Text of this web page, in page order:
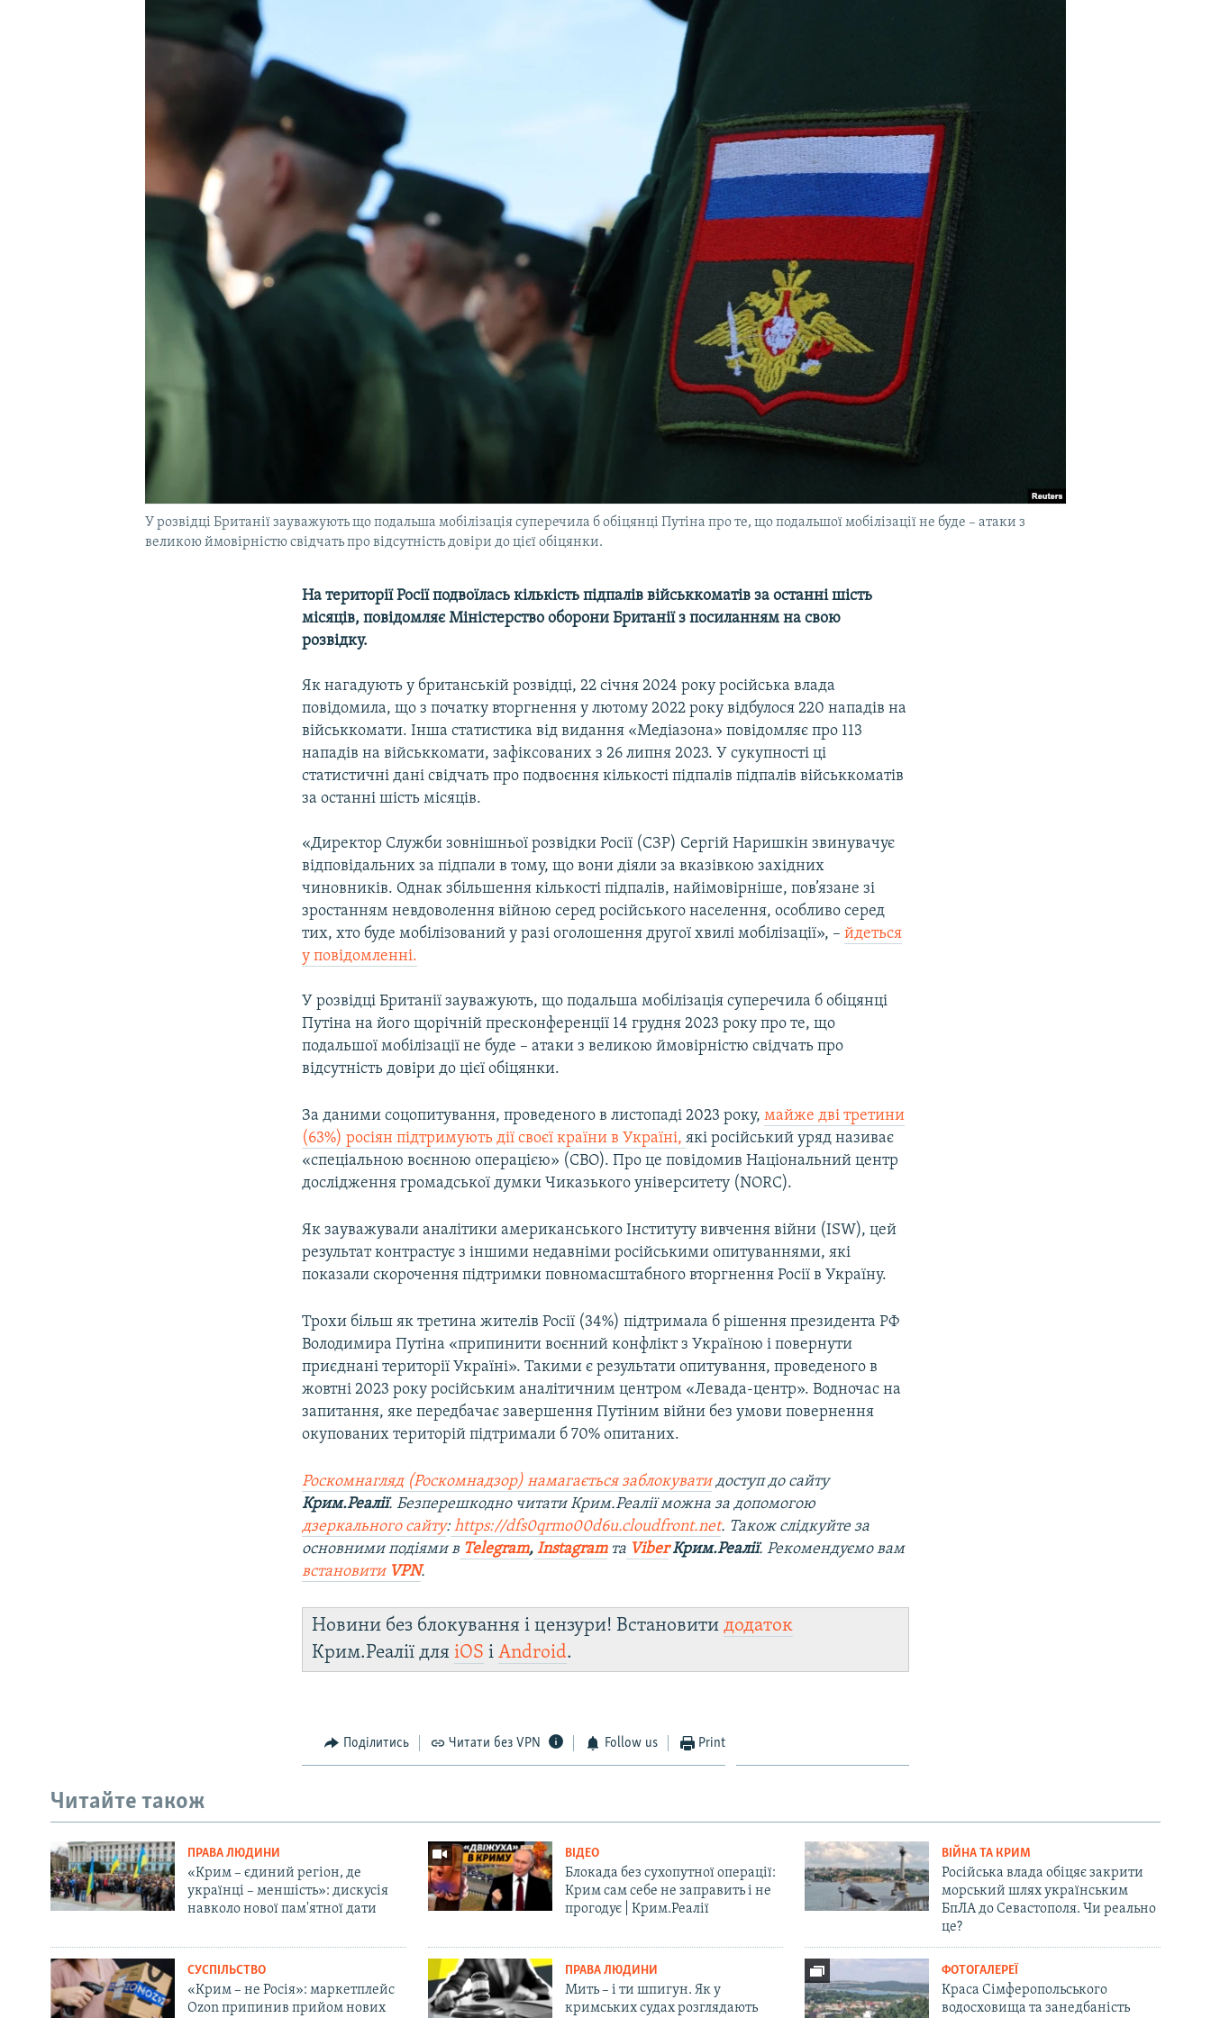
У розвідці Британії зауважують що подальша мобілізація суперечила б обіцянці Путіна про те, що подальшої мобілізації не буде – атаки з
великою ймовірністю свідчать про відсутність довіри до цієї обіцянки.
На території Росії подвоїлась кількість підпалів військкоматів за останні шість
місяців, повідомляє Міністерство оборони Британії з посиланням на свою
розвідку.
Як нагадують у британській розвідці, 22 січня 2024 року російська влада
повідомила, що з початку вторгнення у лютому 2022 року відбулося 220 нападів на
військкомати. Інша статистика від видання «Медіазона» повідомляє про 113
нападів на військкомати, зафіксованих з 26 липня 2023. У сукупності ці
статистичні дані свідчать про подвоєння кількості підпалів підпалів військкоматів
за останні шість місяців.
«Директор Служби зовнішньої розвідки Росії (СЗР) Сергій Наришкін звинувачує
відповідальних за підпали в тому, що вони діяли за вказівкою західних
чиновників. Однак збільшення кількості підпалів, найімовірніше, пов’язане зі
зростанням невдоволення війною серед російського населення, особливо серед
тих, хто буде мобілізований у разі оголошення другої хвилі мобілізації», –йдеться
у повідомленні.
У розвідці Британії зауважують, що подальша мобілізація суперечила б обіцянці
Путіна на його щорічній пресконференції 14 грудня 2023 року про те, що
подальшої мобілізації не буде – атаки з великою ймовірністю свідчать про
відсутність довіри до цієї обіцянки.
За даними соцопитування, проведеного в листопаді 2023 року,майже дві третини
(63%) росіян підтримують дії своєї країни в Україні,які російський уряд називає
«спеціальною воєнною операцією» (СВО). Про це повідомив Національний центр
дослідження громадської думки Чиказького університету (NORC).
Як зауважували аналітики американського Інституту вивчення війни (ISW), цей
результат контрастує з іншими недавніми російськими опитуваннями, які
показали скорочення підтримки повномасштабного вторгнення Росії в Україну.
Трохи більш як третина жителів Росії (34%) підтримала б рішення президента РФ
Володимира Путіна «припинити воєнний конфлікт з Україною і повернути
приєднані території Україні». Такими є результати опитування, проведеного в
жовтні 2023 року російським аналітичним центром «Левада-центр». Водночас на
запитання, яке передбачає завершення Путіним війни без умови повернення
окупованих територій підтримали б 70% опитаних.
Роскомнагляд (Роскомнадзор) намагається заблокуватидоступ до сайту
Крим.Реалії. Безперешкодно читати Крим.Реалії можна за допомогою
дзеркального сайту: https://dfs0qrmo00d6u.cloudfront.net. Також слідкуйте за
основними подіями в Telegram, Instagramта ViberКрим.Реалії. Рекомендуємо вам
встановити VPN.
Новини без блокування і цензури! Встановитидодаток
Крим.Реалії дляiOS іAndroid.
Поділитись Читати без VPN Follow us Print
Читайте також
ПРАВА ЛЮДИНИ
«Крим – єдиний регіон, де
українці – меншість»: дискусія
навколо нової пам'ятної дати
ВІДЕО
Блокада без сухопутної операції:
Крим сам себе не заправить і не
прогодує | Крим.Реалії
ВІЙНА ТА КРИМ
Російська влада обіцяє закрити
морський шлях українським
БпЛА до Севастополя. Чи реально
це?
СУСПІЛЬСТВО
«Крим – не Росія»: маркетплейс
Ozon припинив прийом нових
ПРАВА ЛЮДИНИ
Мить – і ти шпигун. Як у
кримських судах розглядають
ФОТОГАЛЕРЕЇ
Краса Сімферопольського
водосховища та занедбаність